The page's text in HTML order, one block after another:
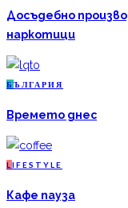
Досъдебно
наркотици
Б ЪЛГАРИЯ
Времето днес
L IFESTYLE
Кафе пауза